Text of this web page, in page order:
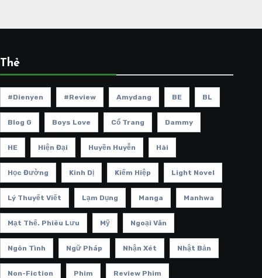
Thẻ
#dienyen #review Amydang BE BL
Blog G Boys Love Cổ Trang Dammy
HE Hiện Đại Huyền Huyễn Hài
Học Đường Kinh Dị Kiếm Hiệp Light Novel
Lý Thuyết Viết Lạm Dụng Manga Manhwa
Mạt Thế. Phiêu Lưu Mỹ Ngoại Văn
Ngôn Tình Ngữ Pháp Nhận Xét Nhật Bản
Non-Fiction Phim Review Phim